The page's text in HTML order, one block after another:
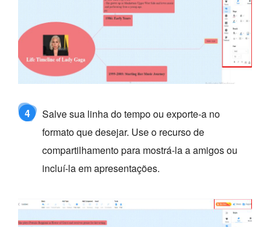
4
Salve sua linha do tempo ou exporte-a no
formato que desejar. Use o recurso de
compartilhamento para mostrá-la a amigos ou
incluí-la em apresentações.